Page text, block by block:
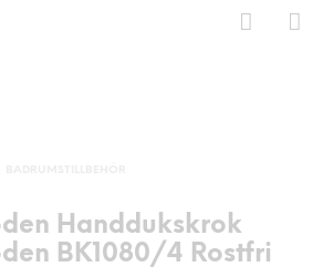
Handdukskrok
BK1080/4 Rostfri